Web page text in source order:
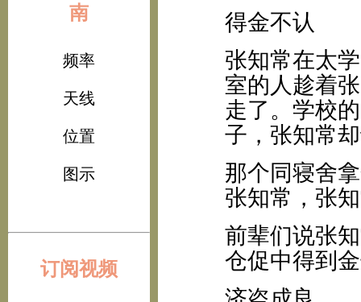
南
频率
天线
位置
图示
订阅视频
得金不认
张知常在太
室的人趁着
走了。学校
子，张知常
那个同寝舍
张知常，张
前辈们说张
仓促中得到